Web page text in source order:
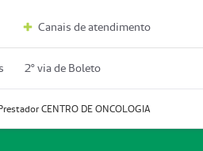
Canais de atendimento
2º via de Boleto
CENTRO DE ONCOLOGIA